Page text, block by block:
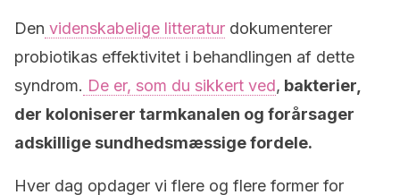
Den videnskabelige litteratur dokumenterer
probiotikas effektivitet i behandlingen af dette
syndrom. De er, som du sikkert ved, bakterier,
der koloniserer tarmkanalen og forårsager
adskillige sundhedsmæssige fordele.
Hver dag opdager vi flere og flere former for